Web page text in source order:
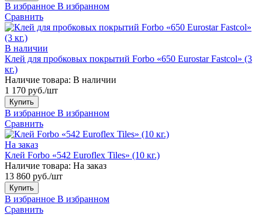
В избранное В избранном
Сравнить
В наличии
Клей для пробковых покрытий Forbo «650 Eurostar Fastcol» (3
кг.)
Наличие товара: В наличии
1 170 руб./шт
Купить
В избранное В избранном
Сравнить
На заказ
Клей Forbo «542 Euroflex Tiles» (10 кг.)
Наличие товара: На заказ
13 860 руб./шт
Купить
В избранное В избранном
Сравнить